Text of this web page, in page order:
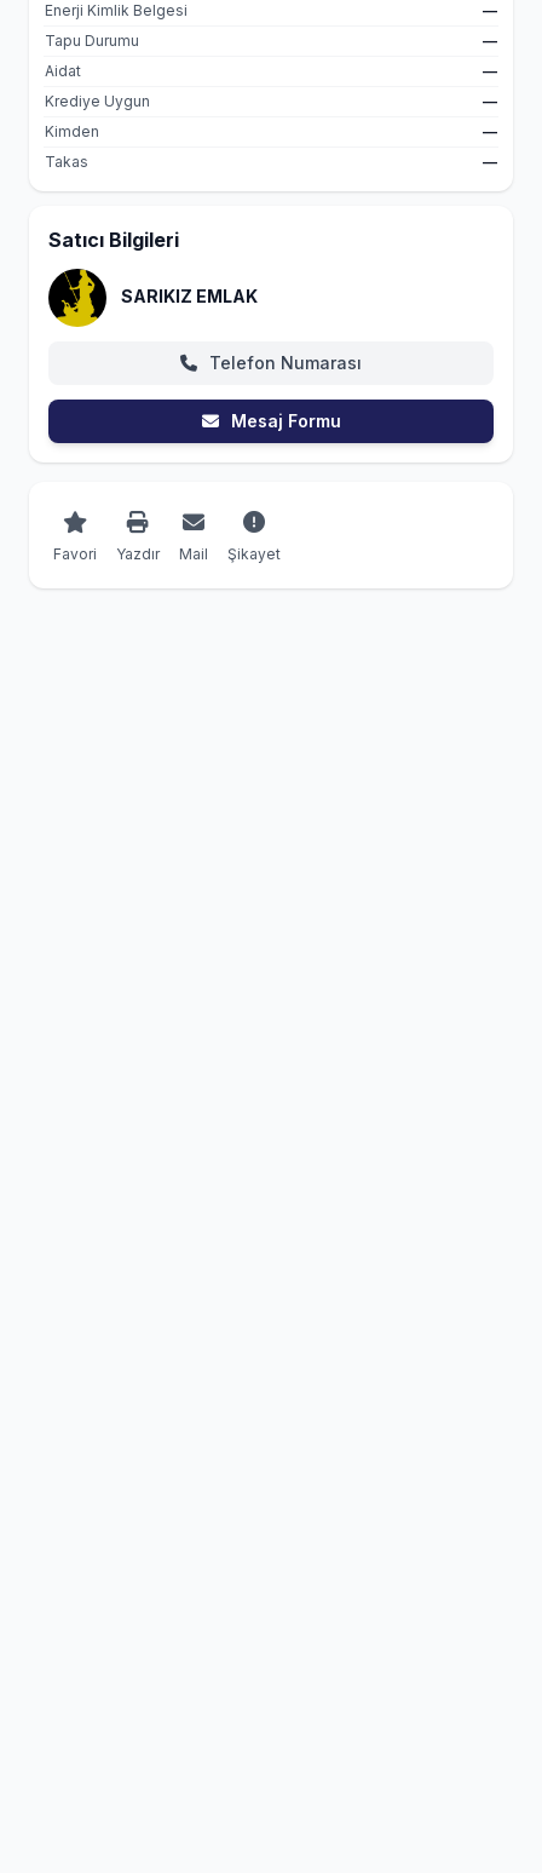
Enerji Kimlik Belgesi
—
Tapu Durumu
—
Aidat
—
Krediye Uygun
—
Kimden
—
Takas
—
Satıcı Bilgileri
SARIKIZ EMLAK
Telefon Numarası
Mesaj Formu
Favori Yazdır Mail Şikayet